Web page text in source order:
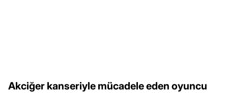
Akciğer kanseriyle mücadele eden oyuncu